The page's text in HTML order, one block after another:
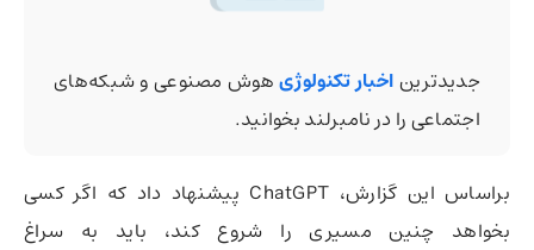
جدیدتریناخبار تکنولوژیهوش مصنوعی و شبکه‌های
اجتماعی را در نامبرلند بخوانید.
براساس این گزارش، ChatGPT پیشنهاد داد که اگر کسی
بخواهد چنین مسیری را شروع کند، باید به سراغ